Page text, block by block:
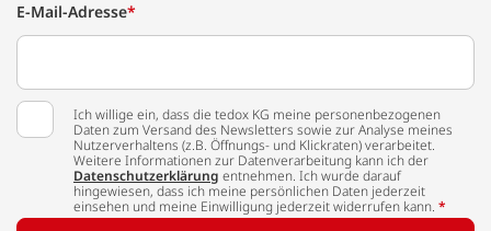
E-Mail-Adresse*
Ich willige ein, dass die tedox KG meine personenbezogenen
Daten zum Versand des Newsletters sowie zur Analyse meines
Nutzerverhaltens (z.B. Öffnungs- und Klickraten) verarbeitet.
Weitere Informationen zur Datenverarbeitung kann ich der
Datenschutzerklärung entnehmen. Ich wurde darauf
hingewiesen, dass ich meine persönlichen Daten jederzeit
einsehen und meine Einwilligung jederzeit widerrufen kann. *